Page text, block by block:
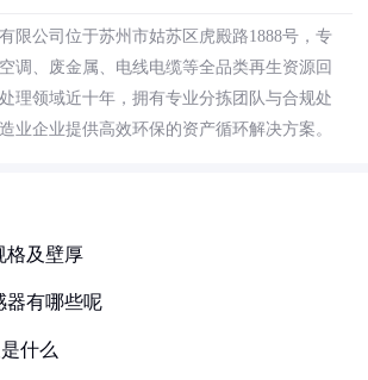
限公司位于苏州市姑苏区虎殿路1888号，专
调、废金属、电线电缆等全品类再生资源回
理领域近十年，拥有专业分拣团队与合规处
业企业提供高效环保的资产循环解决方案。
格及壁厚
器有哪些呢
什么